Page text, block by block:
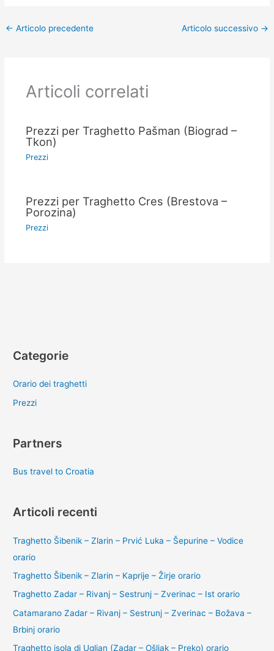
← Articolo precedente Articolo successivo →
Articoli correlati
Prezzi per Traghetto Pašman (Biograd –
Tkon)
Prezzi
Prezzi per Traghetto Cres (Brestova –
Porozina)
Prezzi
Categorie
Orario dei traghetti
Prezzi
Partners
Bus travel to Croatia
Articoli recenti
Traghetto Šibenik – Zlarin – Prvić Luka – Šepurine – Vodice
orario
Traghetto Šibenik – Zlarin – Kaprije – Žirje orario
Traghetto Zadar – Rivanj – Sestrunj – Zverinac – Ist orario
Catamarano Zadar – Rivanj – Sestrunj – Zverinac – Božava –
Brbinj orario
Traghetto isola di Ugljan (Zadar – Ošljak – Preko) orario